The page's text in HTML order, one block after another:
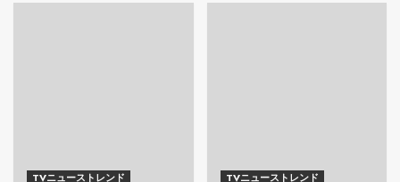
TVニューストレンド TVニューストレンド